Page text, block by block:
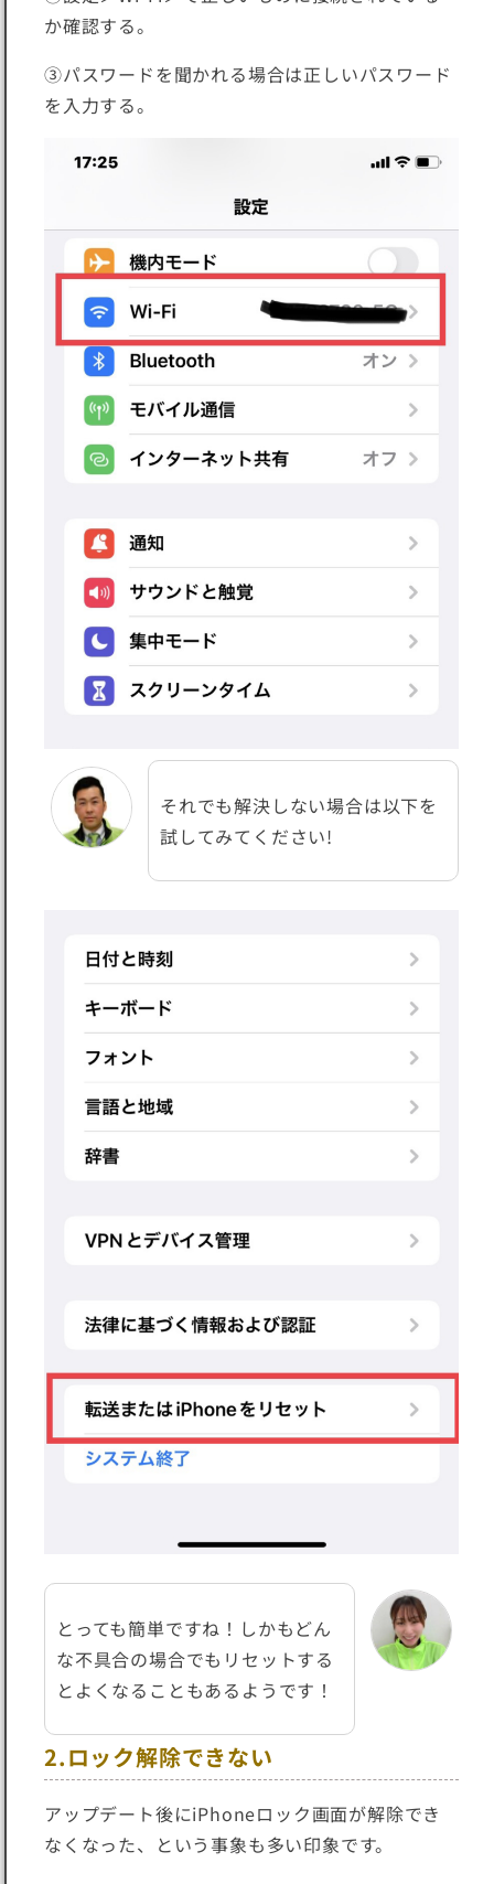
か確認する。
③パスワードを聞かれる場合は正しいパスワード
を入力する。
それでも解決しない場合は以下を
試してみてください!
とっても簡単ですね！しかもどん
な不具合の場合でもリセットする
とよくなることもあるようです！
2.ロック解除できない
アップデート後にiPhoneロック画面が解除でき
なくなった、という事象も多い印象です。